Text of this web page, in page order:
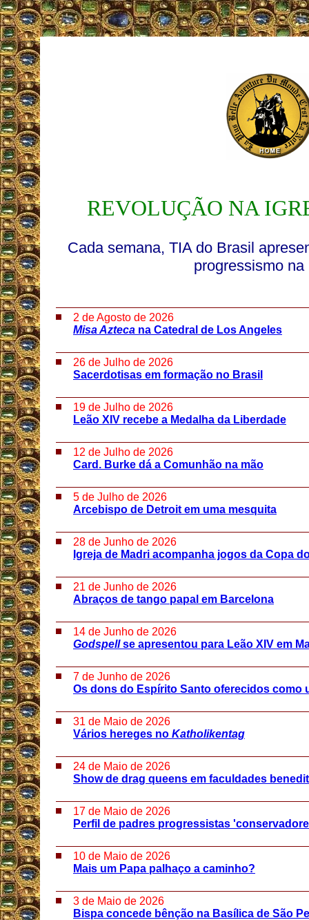
REVOLUÇÃO NA
Cada semana, TIA do Brasil
progressismo na
2 de Agosto de 2026
Misa Azteca na Catedral de Los Angeles
26 de Julho de 2026
Sacerdotisas em formação no Brasil
19 de Julho de 2026
Leão XIV recebe a Medalha da Liberdade
12 de Julho de 2026
Card. Burke dá a Comunhão na mão
5 de Julho de 2026
Arcebispo de Detroit em uma mesquita
28 de Junho de 2026
Igreja de Madri acompanha jogos da Copa
21 de Junho de 2026
Abraços de tango papal em Barcelona
14 de Junho de 2026
Godspellse apresentou para Leão XIV em
7 de Junho de 2026
Os dons do Espírito Santo oferecidos como
31 de Maio de 2026
Vários hereges no Katholikentag
24 de Maio de 2026
Show de drag queens em faculdades
17 de Maio de 2026
Perfil de padres progressistas
10 de Maio de 2026
Mais um Papa palhaço a caminho?
3 de Maio de 2026
Bispa concede bênção na Basílica de São